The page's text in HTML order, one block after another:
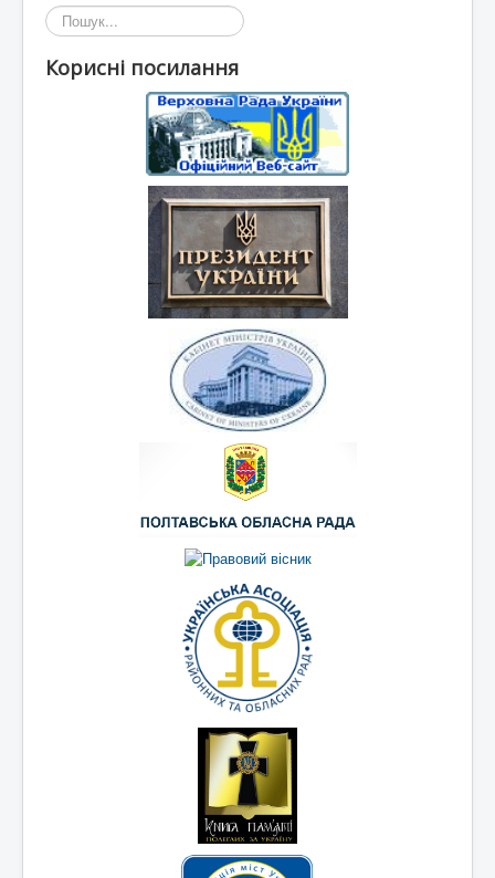
Пошук...
Корисні посилання